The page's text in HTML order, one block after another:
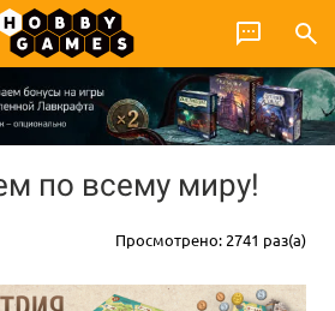
по всему миру!
Просмотрено: 2741 раз(а)